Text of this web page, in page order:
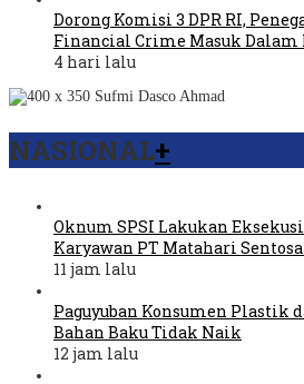
Dorong Komisi 3 DPR RI,
Financial Crime Masuk Dalam
4 hari lalu
NASIONAL+
Oknum SPSI Lakukan
Karyawan PT Matahari
11 jam lalu
Paguyuban Konsumen Plastik
Bahan Baku Tidak Naik
12 jam lalu